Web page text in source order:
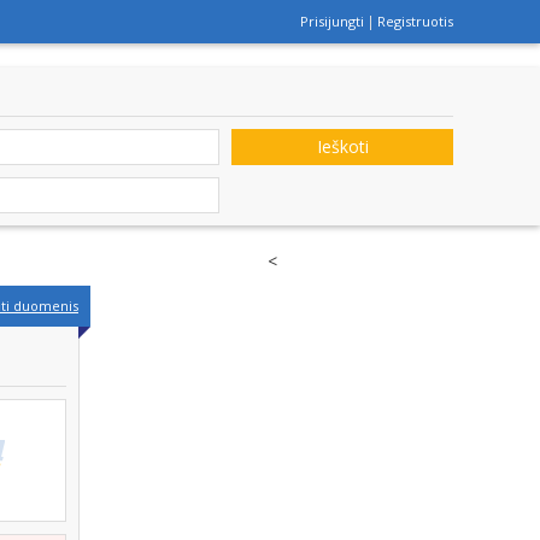
Prisijungti Registruotis
Ieškoti
duomenis
<